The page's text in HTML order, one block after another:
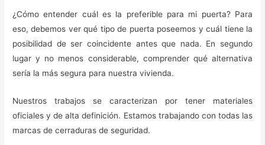
¿Cómo entender cuál es la preferible para mi puerta? Para
eso, debemos ver qué tipo de puerta poseemos y cuál tiene la
posibilidad de ser coincidente antes que nada. En segundo
lugar y no menos considerable, comprender qué alternativa
sería la más segura para nuestra vivienda.
Nuestros trabajos se caracterizan por tener materiales
oficiales y de alta definición. Estamos trabajando con todas las
marcas de cerraduras de seguridad.